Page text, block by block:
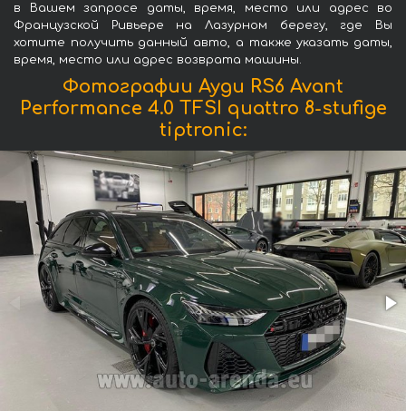
в Вашем запросе даты, время, место или адрес во
Французской Ривьере на Лазурном берегу, где Вы
хотите получить данный авто, а также указать даты,
время, место или адрес возврата машины.
Фотографии Ауди RS6 Avant
Performance 4.0 TFSI quattro 8-stufige
tiptronic: